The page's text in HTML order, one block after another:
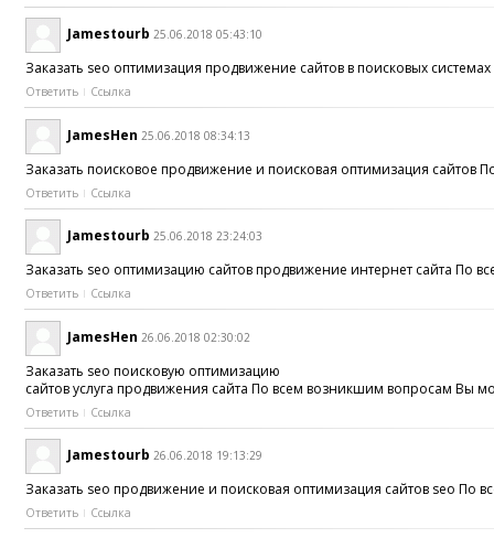
Jamestourb 25.06.2018 05:43:10
Заказать seo оптимизация продвижение сайтов в поисковых
Ответить Ссылка
JamesHen 25.06.2018 08:34:13
Заказать поисковое продвижение и поисковая оптимизация сайтов
Ответить Ссылка
Jamestourb 25.06.2018 23:24:03
Заказать seo оптимизацию сайтов продвижение интернет сайта По
Ответить Ссылка
JamesHen 26.06.2018 02:30:02
Заказать seo поисковую оптимизацию
сайтов услуга продвижения сайта По всем возникшим вопросам Вы
Ответить Ссылка
Jamestourb 26.06.2018 19:13:29
Заказать seo продвижение и поисковая оптимизация сайтов seo По
Ответить Ссылка